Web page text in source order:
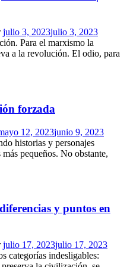
julio 3, 2023julio 3, 2023
Para el marxismo la
a la revolución. El odio, para
forzada
12, 2023junio 9, 2023
historias y personajes
pequeños. No obstante,
y puntos en
julio 17, 2023julio 17, 2023
categorías indesligables: